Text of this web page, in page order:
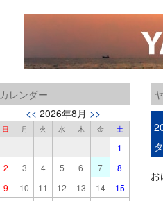
カレンダー
<< 2026年8月 >>
日 月 火 水 木 金 土
1
2
3 4 5 6 7
8
9
10 11 12 13 14
15
お